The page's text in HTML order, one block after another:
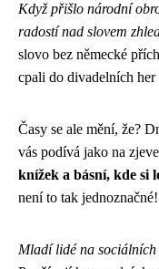
Když přišlo národní
radostí nad slovem
slovo bez německé
cpali do divadelních
Časy se ale mění, že?
vás podívá jako na
knížek a básní, kde si
není to tak jednoznačné!
Mladí lidé na